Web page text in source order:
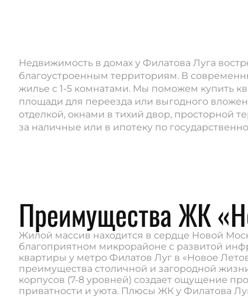
Недвижимость в домах у Филатова Луга
благоустроенным территориям. В
жилье с 1-5 комнатами. Мы поможем купить
площади для переезда или выгодного
отделкой, окнами в тихий двор, просторной
за наличные или в ипотеку по
Преимущества ЖК
Жилой массив находится в сердце Новой
благоприятном микрорайоне с развитой
квартиры у метро Филатов Луг в «Новое
преимущества столичной и загородной
корпусов (7-8 уровней) создает ощущение
приватности и уюта. Плюсы ЖК у Филатова